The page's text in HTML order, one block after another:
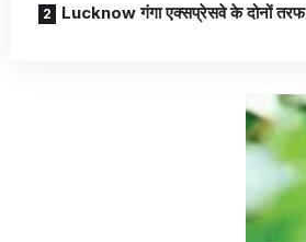
Lucknow गंगा एक्सप्रेसवे के दोनों तरफ